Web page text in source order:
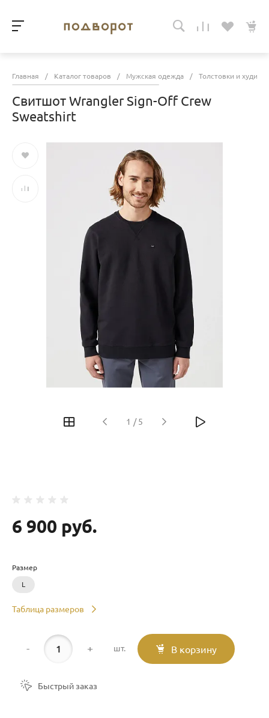
Главная / Каталог товаров / Мужская одежда / Толстовки и худи
Свитшот Wrangler Sign-Off Crew
Sweatshirt
1 / 5
6 900 руб.
Размер
L
Таблица размеров
- + шт. В корзину
Быстрый заказ